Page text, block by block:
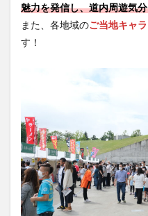
魅力を発信し、道内周遊気
また、各地域のご当地キャラ
す！